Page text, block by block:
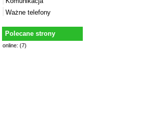
Ważne telefony
Polecane strony
online: (7)